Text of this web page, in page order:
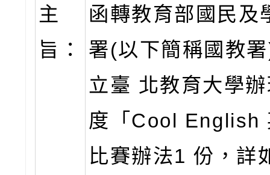
主
旨：
函轉教育部國民及
署(以下簡稱國教
立臺 北教育大學
度「Cool English
比賽辦法1 份，詳